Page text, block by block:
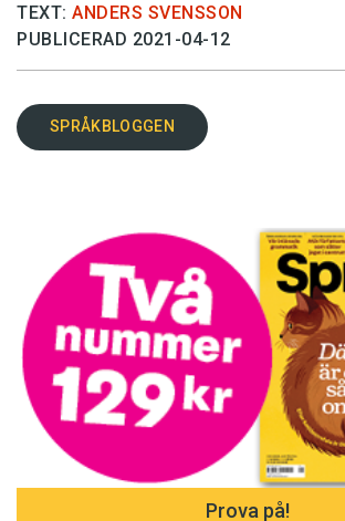
TEXT: ANDERS SVENSSON
PUBLICERAD 2021-04-12
SPRÅKBLOGGEN
Prova på!